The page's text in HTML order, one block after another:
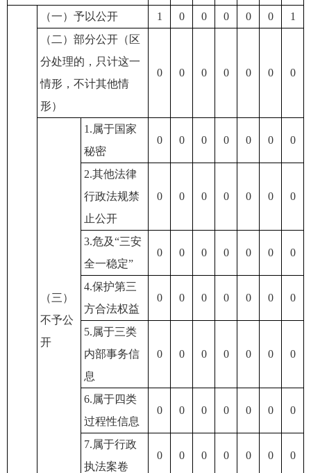
（一）予以公开 1 0 0 0 0 0
1
（二）部分公开（区
分处理的，只计这一
情形，不计其他情
形）
0 0 0 0 0 0 0
（三）
不予公
开
1.属于国家
秘密
0 0 0 0 0 0 0
2.其他法律
行政法规禁
止公开
0 0 0 0 0 0 0
3.危及“三安
全一稳定”
0 0 0 0 0 0 0
4.保护第三
方合法权益
0 0 0 0 0 0 0
5.属于三类
内部事务信
息
0 0 0 0 0 0 0
6.属于四类
过程性信息
0 0 0 0 0 0 0
7.属于行政
执法案卷
0 0 0 0 0 0 0